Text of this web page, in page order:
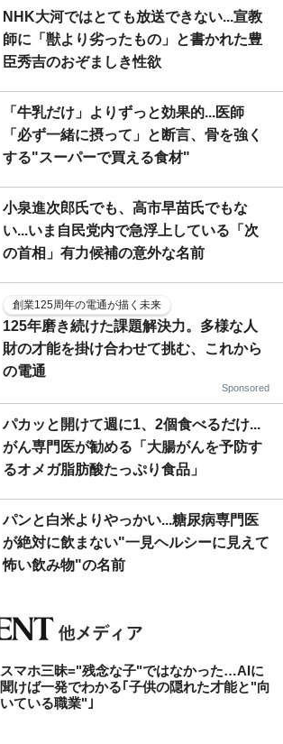
NHK大河ではとても放送できない...宣教
師に「獣より劣ったもの」と書かれた豊
臣秀吉のおぞましき性欲
「牛乳だけ」よりずっと効果的...医師
「必ず一緒に摂って」と断言、骨を強く
する"スーパーで買える食材"
小泉進次郎氏でも、高市早苗氏でもな
い...いま自民党内で急浮上している「次
の首相」有力候補の意外な名前
創業125周年の電通が描く未来
125年磨き続けた課題解決力。多様な人
財の才能を掛け合わせて挑む、これから
の電通
Sponsored
パカッと開けて週に1、2個食べるだけ...
がん専門医が勧める「大腸がんを予防す
るオメガ脂肪酸たっぷり食品」
パンと白米よりやっかい...糖尿病専門医
が絶対に飲まない"一見ヘルシーに見えて
怖い飲み物"の名前
スマホ三昧="残念な子"ではなかった…AIに
聞けば一発でわかる｢子供の隠れた才能と"向
いている職業"｣